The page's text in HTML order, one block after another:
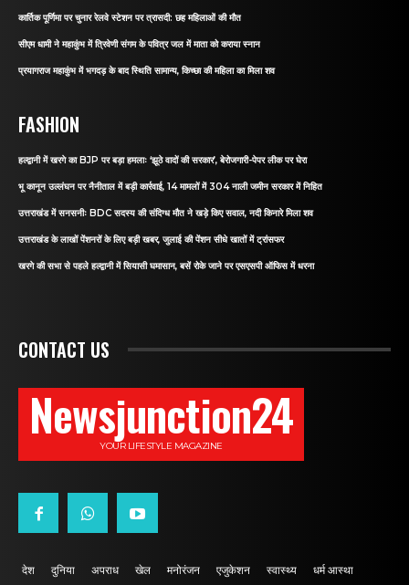
कार्तिक पूर्णिमा पर चुनार रेलवे स्टेशन पर त्रासदी: छह महिलाओं की मौत
सीएम धामी ने महाकुंभ में त्रिवेणी संगम के पवित्र जल में माता को कराया स्नान
प्रयागराज महाकुंभ में भगदड़ के बाद स्थिति सामान्य, किच्छा की महिला का मिला शव
FASHION
हल्द्वानी में खरगे का BJP पर बड़ा हमलाः ‘झूठे वादों की सरकार’, बेरोजगारी-पेपर लीक पर घेरा
भू कानून उल्लंघन पर नैनीताल में बड़ी कार्रवाई, 14 मामलों में 304 नाली जमीन सरकार में निहित
उत्तराखंड में सनसनीः BDC सदस्य की संदिग्ध मौत ने खड़े किए सवाल, नदी किनारे मिला शव
उत्तराखंड के लाखों पेंशनरों के लिए बड़ी खबर, जुलाई की पेंशन सीधे खातों में ट्रांसफर
खरगे की सभा से पहले हल्द्वानी में सियासी घमासान, बसें रोके जाने पर एसएसपी ऑफिस में धरना
CONTACT US
Newsjunction24
YOUR LIFESTYLE MAGAZINE
देश दुनिया अपराध खेल मनोरंजन एजुकेशन स्वास्थ्य धर्म आस्था